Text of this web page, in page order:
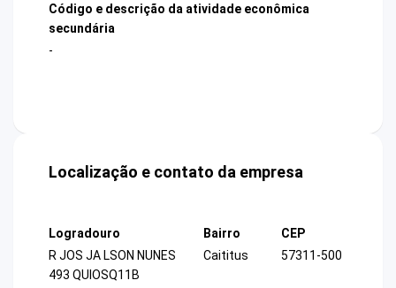
Código e descrição da atividade econômica
secundária
-
Localização e contato da empresa
Logradouro
R JOS JA LSON NUNES
493 QUIOSQ11B
Bairro
Caititus
CEP
57311-500